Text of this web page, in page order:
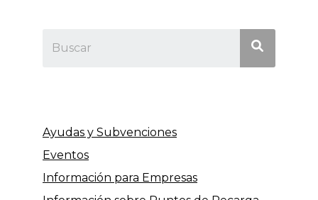
Ayudas y Subvenciones
Eventos
Información para Empresas